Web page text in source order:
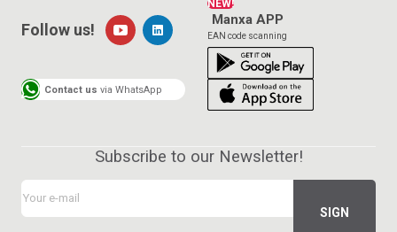
NEW!
Manxa APP
EAN code scanning
Follow us!
Contact us via WhatsApp
Subscribe to our Newsletter!